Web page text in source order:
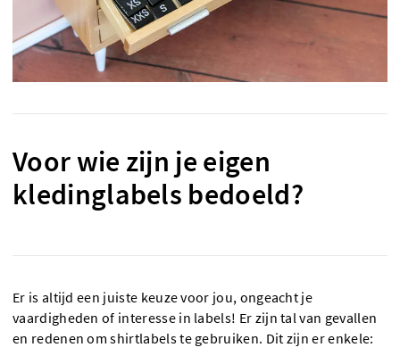
Voor wie zijn je eigen
kledinglabels bedoeld?
Er is altijd een juiste keuze voor jou, ongeacht je
vaardigheden of interesse in labels! Er zijn tal van gevallen
en redenen om shirtlabels te gebruiken. Dit zijn er enkele: